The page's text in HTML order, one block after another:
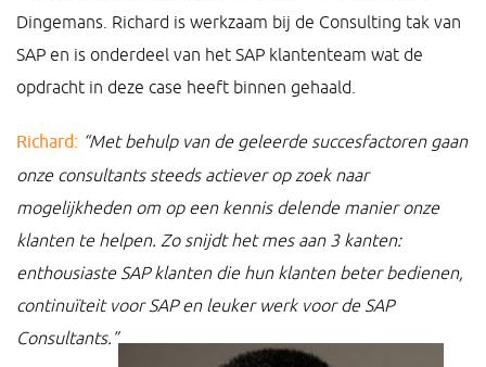
Dingemans. Richard is werkzaam bij de Consulting tak van
SAP en is onderdeel van het SAP klantenteam wat de
opdracht in deze case heeft binnen gehaald.
Richard: “Met behulp van de geleerde succesfactoren gaan
onze consultants steeds actiever op zoek naar
mogelijkheden om op een kennis delende manier onze
klanten te helpen. Zo snijdt het mes aan 3 kanten:
enthousiaste SAP klanten die hun klanten beter bedienen,
continuïteit voor SAP en leuker werk voor de SAP
Consultants.”